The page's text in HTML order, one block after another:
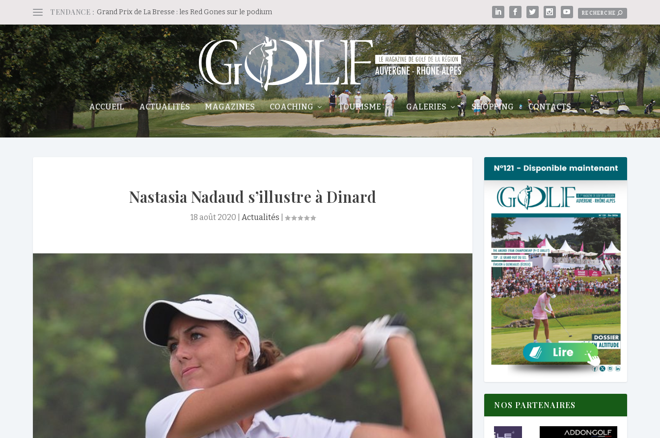
TENDANCE : Grand Prix de La Bresse : les Red Gones sur le podium
ACCUEIL ACTUALITÉS MAGAZINES COACHING TOURISME GALERIES SHOPPING CONTACTS
Nastasia Nadaud s’illustre à Dinard
18 août 2020 Actualités
NOS PARTENAIRES